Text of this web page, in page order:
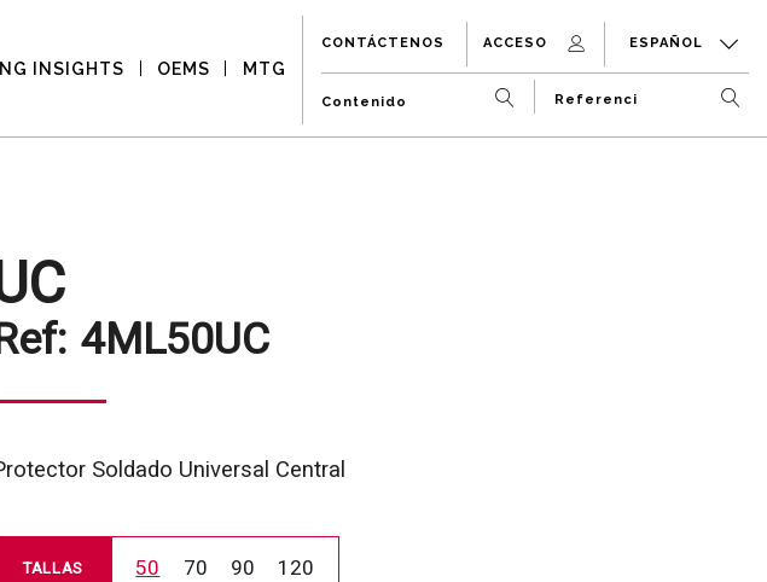
INSIGHTS OEMS MTG
CONTÁCTENOS ACCESO ESPAÑOL
4ML50UC
Soldado Universal Central
TALLAS 50 70 90 120